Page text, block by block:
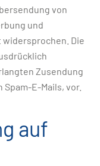
von
und
Die
Zusendung
E-Mails, vor.
auf